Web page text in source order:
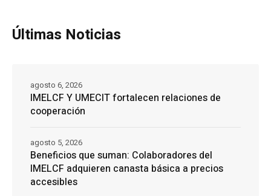
Últimas Noticias
IMELCF Y UMECIT fortalecen relaciones de
cooperación
agosto 6, 2026
Beneficios que suman: Colaboradores del
IMELCF adquieren canasta básica a precios
accesibles
agosto 5, 2026